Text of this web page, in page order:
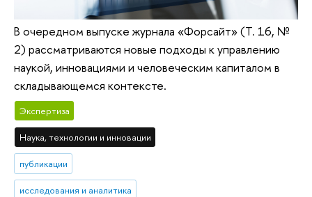
В очередном выпуске журнала «Форсайт» (Т. 16, №
2) рассматриваются новые подходы к управлению
наукой, инновациями и человеческим капиталом в
складывающемся контексте.
Экспертиза
Наука, технологии и инновации
публикации
исследования и аналитика